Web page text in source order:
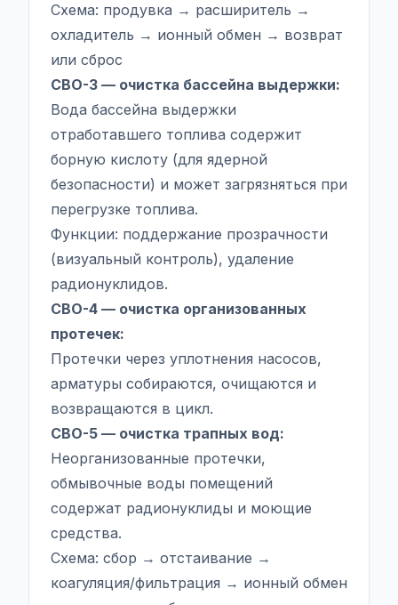
Схема: продувка → расширитель →
охладитель → ионный обмен → возврат
или сброс
СВО-3 — очистка бассейна выдержки:
Вода бассейна выдержки
отработавшего топлива содержит
борную кислоту (для ядерной
безопасности) и может загрязняться при
перегрузке топлива.
Функции: поддержание прозрачности
(визуальный контроль), удаление
радионуклидов.
СВО-4 — очистка организованных
протечек:
Протечки через уплотнения насосов,
арматуры собираются, очищаются и
возвращаются в цикл.
СВО-5 — очистка трапных вод:
Неорганизованные протечки,
обмывочные воды помещений
содержат радионуклиды и моющие
средства.
Схема: сбор → отстаивание →
коагуляция/фильтрация → ионный обмен